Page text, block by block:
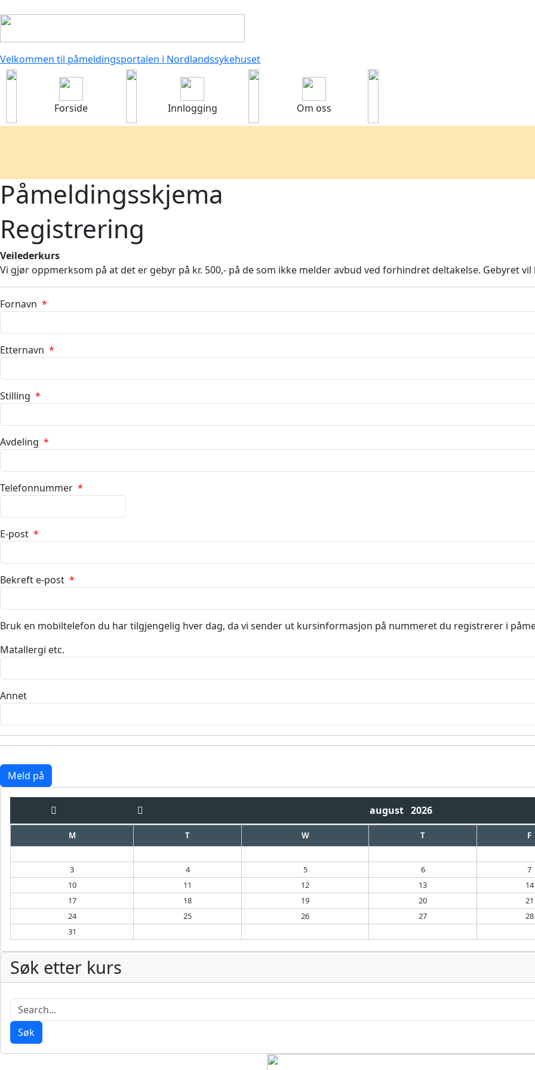
Velkommen til påmeldingsportalen i Nordlandssykehuset
Forside Innlogging Om oss
Påmeldingsskjema
Registrering
Veilederkurs
Vi gjør oppmerksom på at det er gebyr på kr. 500,- på de som ikke melder avbud ved forhindret deltakelse. Gebyret
Fornavn *
Etternavn *
Stilling *
Avdeling *
Telefonnummer *
E-post *
Bekreft e-post *
Bruk en mobiltelefon du har tilgjengelig hver dag, da vi sender ut kursinformasjon på nummeret du registrerer i
Matallergi etc.
Annet
august 2026
M T W T F
3
4 5 6 7
10
11 12 13 14
17
18 19 20 21
24
25 26 27 28
31
Søk etter kurs